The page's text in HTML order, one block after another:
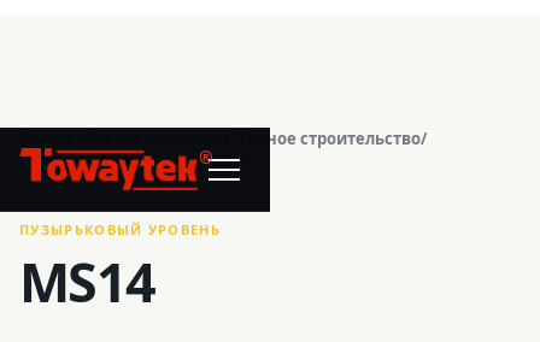
®
Точное строительство/
Пузырьковый уровень/MS14
ПУЗЫРЬКОВЫЙ УРОВЕНЬ
MS14